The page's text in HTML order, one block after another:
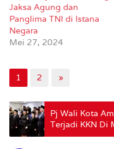
Jaksa Agung dan
Panglima TNI di Istana
Negara
Mei 27, 2024
1 2 »
Pj Wali Kota
Terjadi KKN Di